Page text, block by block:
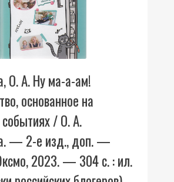
О. А. Ну ма-а-ам!
основанное на
/ О. А.
— 2-е изд., доп. —
2023. — 304 с. : ил.